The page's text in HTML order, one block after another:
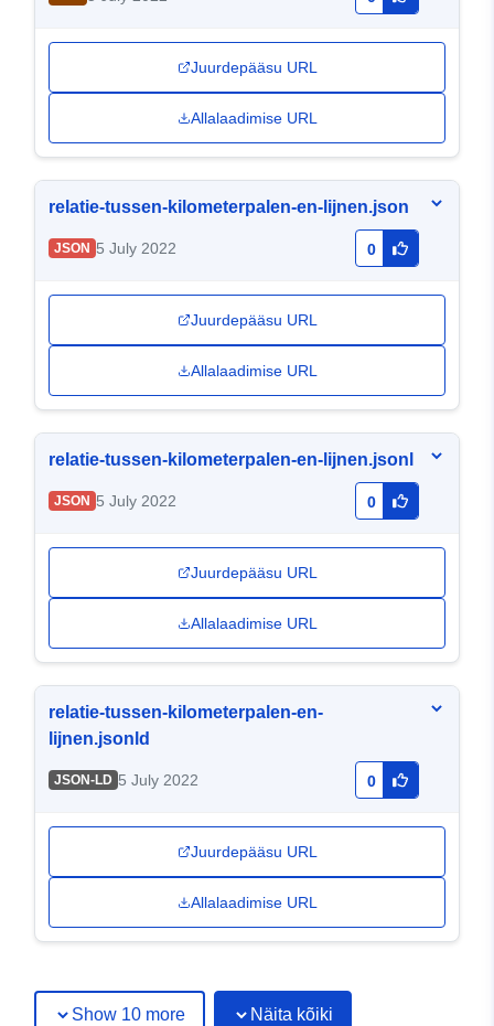
Juurdepääsu URL
Allalaadimise URL
relatie-tussen-kilometerpalen-en-lijnen.json
JSON 5 July 2022 0
Juurdepääsu URL
Allalaadimise URL
relatie-tussen-kilometerpalen-en-lijnen.jsonl
JSON 5 July 2022 0
Juurdepääsu URL
Allalaadimise URL
relatie-tussen-kilometerpalen-en-
lijnen.jsonld
JSON-LD 5 July 2022 0
Juurdepääsu URL
Allalaadimise URL
Show 10 more Näita kõiki